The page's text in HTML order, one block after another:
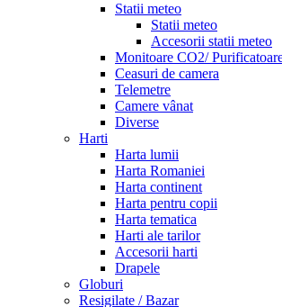
Statii meteo
Statii meteo
Accesorii statii meteo
Monitoare CO2/
Ceasuri de camera
Telemetre
Camere vânat
Diverse
Harti
Harta lumii
Harta Romaniei
Harta continent
Harta pentru copii
Harta tematica
Harti ale tarilor
Accesorii harti
Drapele
Globuri
Resigilate / Bazar